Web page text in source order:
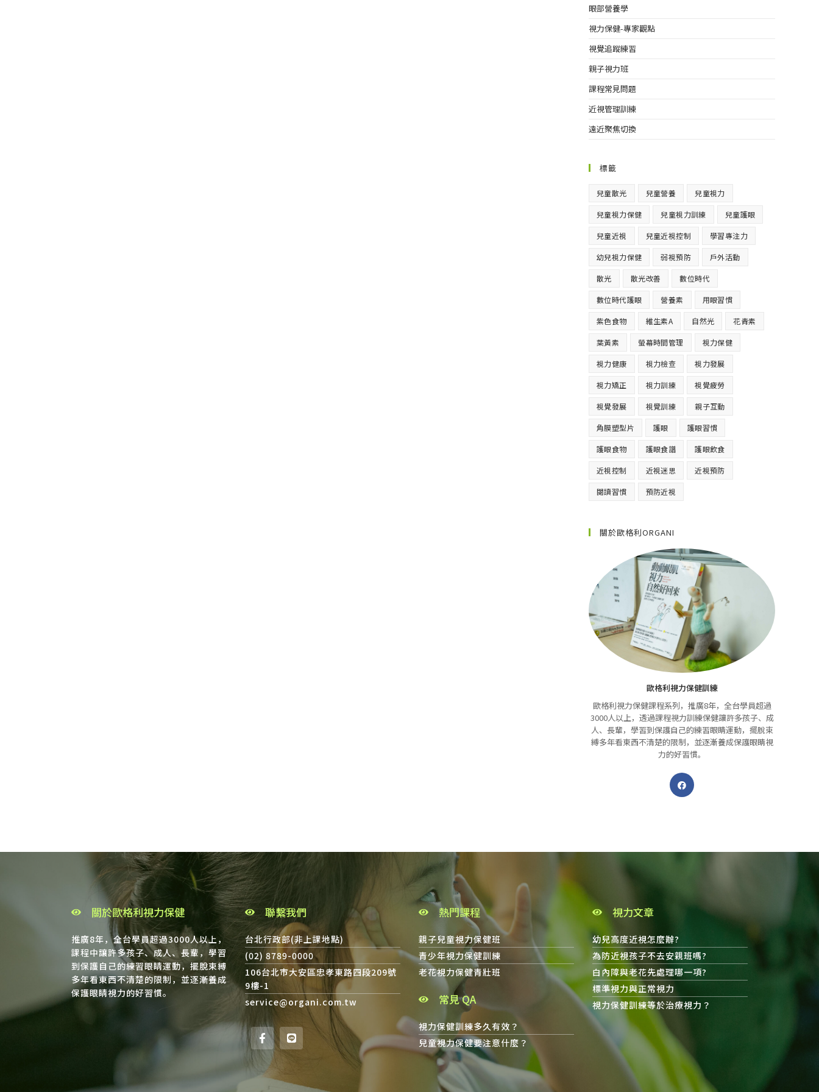
眼部營養學
視力保健-專家觀點
視覺追蹤練習
親子視力班
課程常見問題
近視管理訓練
遠近聚焦切換
標籤
兒童散光 兒童營養 兒童視力
兒童視力保健 兒童視力訓練 兒童護眼
兒童近視 兒童近視控制 學習專注力
幼兒視力保健 弱視預防 戶外活動
散光 散光改善 數位時代
數位時代護眼 營養素 用眼習慣
紫色食物 維生素A 自然光 花青素
葉黃素 螢幕時間管理 視力保健
視力健康 視力檢查 視力發展
視力矯正 視力訓練 視覺疲勞
視覺發展 視覺訓練 親子互動
角膜塑型片 護眼 護眼習慣
護眼食物 護眼食譜 護眼飲食
近視控制 近視迷思 近視預防
閱讀習慣 預防近視
關於歐格利ORGANI
歐格利視力保健訓練
歐格利視力保健課程系列，推廣8年，全台學員超過
3000人以上，透過課程視力訓練保健讓許多孩子、成
人、長輩，學習到保護自己的練習眼睛運動，擺脫束
縛多年看東西不清楚的限制，並逐漸養成保護眼睛視
力的好習慣。
關於歐格利視力保健
推廣8年，全台學員超過3000人以上，
課程中讓許多孩子、成人、長輩，學習
到保護自己的練習眼睛運動，擺脫束縛
多年看東西不清楚的限制，並逐漸養成
保護眼睛視力的好習慣。
聯繫我們
台北行政部(非上課地點)
(02) 8789-0000
106台北市大安區忠孝東路四段209號
9樓-1
service@organi.com.tw
熱門課程
親子兒童視力保健班
青少年視力保健訓練
老花視力保健青壯班
常見 QA
視力保健訓練多久有效？
兒童視力保健要注意什麼？
視力文章
幼兒高度近視怎麼辦?
為防近視孩子不去安親班嗎?
白內障與老花先處理哪一項?
標準視力與正常視力
視力保健訓練等於治療視力？